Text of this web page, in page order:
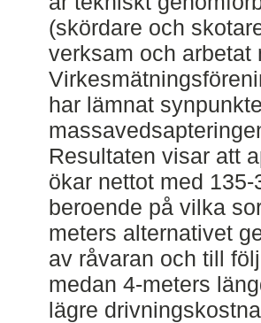
(skördare och
verksam och arbetat
har lämnat
Resultaten visar att
ökar nettot med
beroende på vilka
meters alternativet
av råvaran och till
medan 4-meters
lägre